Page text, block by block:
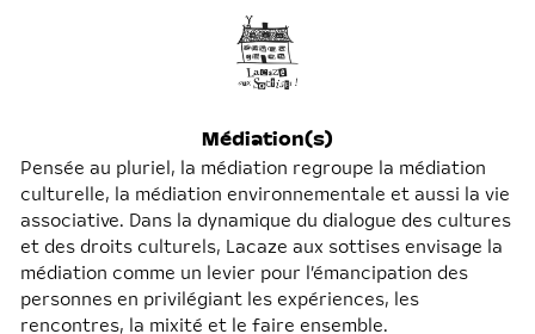
Médiation(s)
Pensée au pluriel, la médiation regroupe la médiation
culturelle, la médiation environnementale et aussi la vie
associative. Dans la dynamique du dialogue des cultures
et des droits culturels, Lacaze aux sottises envisage la
médiation comme un levier pour l’émancipation des
personnes en privilégiant les expériences, les
rencontres, la mixité et le faire ensemble.